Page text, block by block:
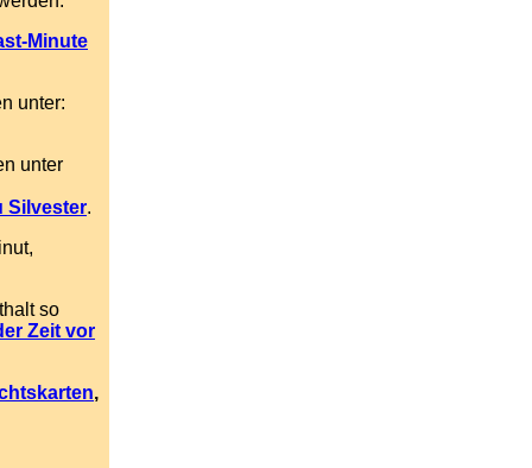
Minute
unter:
unter
Silvester.
so
Zeit vor
,